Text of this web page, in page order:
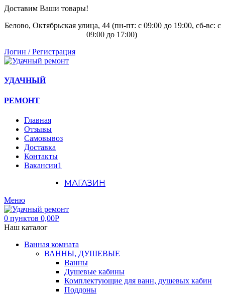
Доставим Ваши товары!
Белово, Октябрьская улица, 44 (пн-пт: с 09:00 до 19:00, сб-вс: с
09:00 до 17:00)
Логин / Регистрация
УДАЧНЫЙ
РЕМОНТ
Главная
Отзывы
Самовывоз
Доставка
Контакты
Вакансии1
МАГАЗИН
Меню
0 пунктов 0,00Р
Наш каталог
Ванная комната
ВАННЫ, ДУШЕВЫЕ
Ванны
Душевые кабины
Комплектующие для ванн, душевых кабин
Поддоны